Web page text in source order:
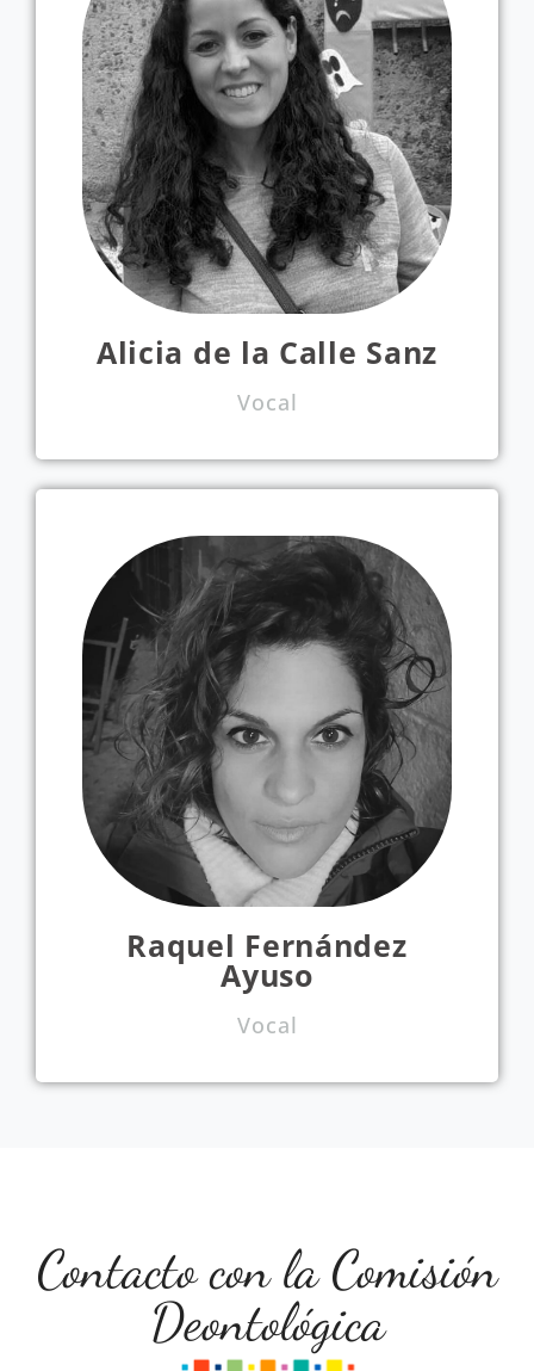
Alicia de la Calle Sanz
Vocal
Raquel Fernández
Ayuso
Vocal
Contacto con la Comisión
Deontológica